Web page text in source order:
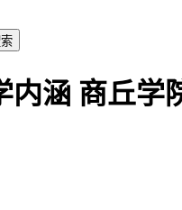
内涵 商丘学